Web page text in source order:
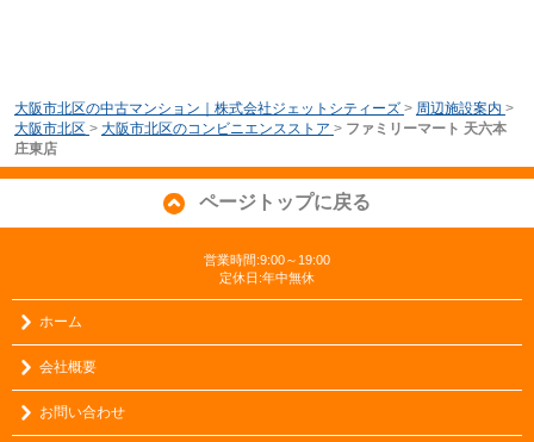
大阪市北区の中古マンション｜株式会社ジェットシティーズ > 周辺施設案内 >
大阪市北区 > 大阪市北区のコンビニエンスストア > ファミリーマート 天六本
庄東店
ページトップに戻る
営業時間:9:00～19:00
定休日:年中無休
ホーム
会社概要
お問い合わせ